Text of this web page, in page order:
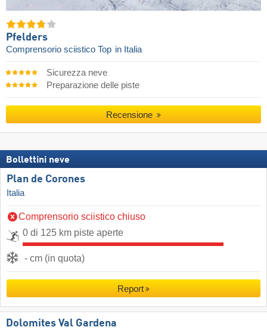
Pfelders
Comprensorio sciistico Top in Italia
Sicurezza neve
Preparazione delle piste
Recensione
Bollettini neve
Plan de Corones
Italia
Comprensorio sciistico chiuso
0 di 125 km piste aperte
- cm (in quota)
Report
Dolomites Val Gardena